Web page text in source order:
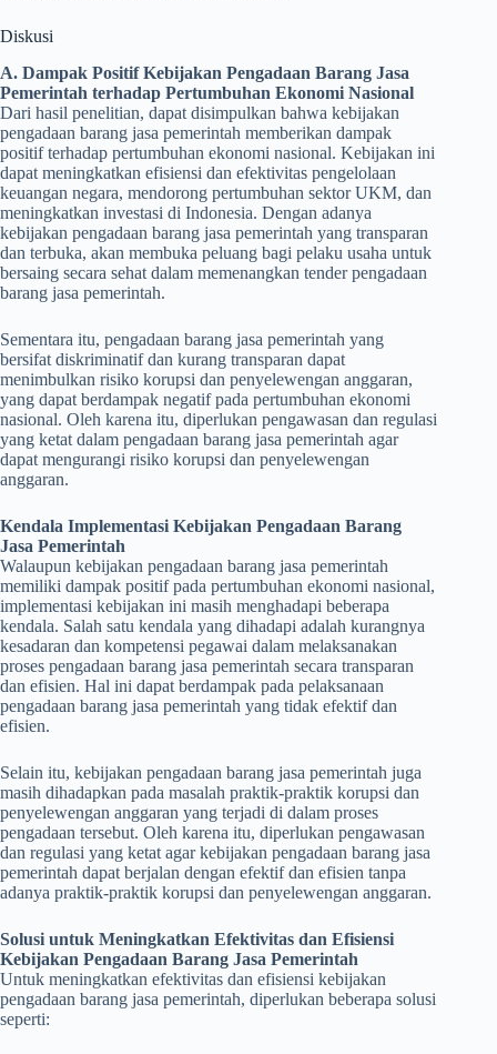
Diskusi
A. Dampak Positif Kebijakan Pengadaan Barang Jasa
Pemerintah terhadap Pertumbuhan Ekonomi Nasional
Dari hasil penelitian, dapat disimpulkan bahwa kebijakan
pengadaan barang jasa pemerintah memberikan dampak
positif terhadap pertumbuhan ekonomi nasional. Kebijakan ini
dapat meningkatkan efisiensi dan efektivitas pengelolaan
keuangan negara, mendorong pertumbuhan sektor UKM, dan
meningkatkan investasi di Indonesia. Dengan adanya
kebijakan pengadaan barang jasa pemerintah yang transparan
dan terbuka, akan membuka peluang bagi pelaku usaha untuk
bersaing secara sehat dalam memenangkan tender pengadaan
barang jasa pemerintah.
Sementara itu, pengadaan barang jasa pemerintah yang
bersifat diskriminatif dan kurang transparan dapat
menimbulkan risiko korupsi dan penyelewengan anggaran,
yang dapat berdampak negatif pada pertumbuhan ekonomi
nasional. Oleh karena itu, diperlukan pengawasan dan regulasi
yang ketat dalam pengadaan barang jasa pemerintah agar
dapat mengurangi risiko korupsi dan penyelewengan
anggaran.
Kendala Implementasi Kebijakan Pengadaan Barang
Jasa Pemerintah
Walaupun kebijakan pengadaan barang jasa pemerintah
memiliki dampak positif pada pertumbuhan ekonomi nasional,
implementasi kebijakan ini masih menghadapi beberapa
kendala. Salah satu kendala yang dihadapi adalah kurangnya
kesadaran dan kompetensi pegawai dalam melaksanakan
proses pengadaan barang jasa pemerintah secara transparan
dan efisien. Hal ini dapat berdampak pada pelaksanaan
pengadaan barang jasa pemerintah yang tidak efektif dan
efisien.
Selain itu, kebijakan pengadaan barang jasa pemerintah juga
masih dihadapkan pada masalah praktik-praktik korupsi dan
penyelewengan anggaran yang terjadi di dalam proses
pengadaan tersebut. Oleh karena itu, diperlukan pengawasan
dan regulasi yang ketat agar kebijakan pengadaan barang jasa
pemerintah dapat berjalan dengan efektif dan efisien tanpa
adanya praktik-praktik korupsi dan penyelewengan anggaran.
Solusi untuk Meningkatkan Efektivitas dan Efisiensi
Kebijakan Pengadaan Barang Jasa Pemerintah
Untuk meningkatkan efektivitas dan efisiensi kebijakan
pengadaan barang jasa pemerintah, diperlukan beberapa solusi
seperti: